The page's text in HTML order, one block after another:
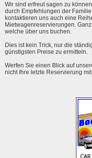
Wir sind erfreut sagen zu
durch Empfehlungen der
kontaktieren uns auch eine
Mietwagenreservierungen.
welche über uns buchen.
Dies ist kein Trick, nur die
günstigsten Preise zu ermitteln.
Werfen Sie einen Blick auf
nicht Ihre letzte Reservierung